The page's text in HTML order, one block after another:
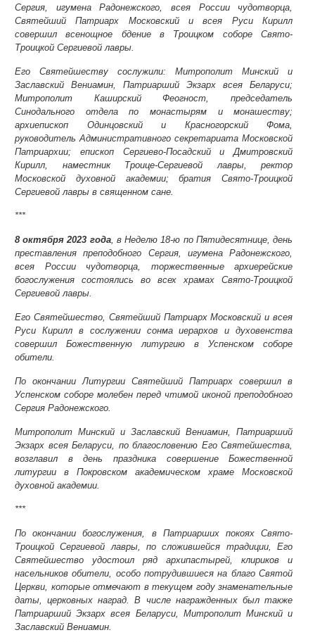
Сергия, игумена Радонежского, всея России чудотворца,
Святейший Патриарх Московский и всея Руси Кирилл
совершил всенощное бдение в Троицком соборе Свято-
Троицкой Сергиевой лавры.
Его Святейшеству сослужили: Митрополит Минский и
Заславский Вениамин, Патриарший Экзарх всея Беларуси;
Митрополит Каширский Феогност, председатель
Синодального отдела по монастырям и монашеству;
архиепископ Одинцовский и Красногорский Фома,
руководитель Административного секретариата Московской
Патриархии; епископ Сергиево-Посадский и Дмитровский
Кирилл, наместник Троице-Сергиевой лавры, ректор
Московской духовной академии; братия Свято-Троицкой
Сергиевой лавры в священном сане.
***
8 октября 2023 года, в Неделю 18-ю по Пятидесятнице, день
преставления преподобного Сергия, игумена Радонежского,
всея России чудотворца, торжественные архиерейские
богослужения состоялись во всех храмах Свято-Троицкой
Сергиевой лавры.
Его Святейшество, Святейший Патриарх Московский и всея
Руси Кирилл в сослужении сонма иерархов и духовенства
совершил Божественную литургию в Успенском соборе
обители.
По окончании Литургии Святейший Патриарх совершил в
Успенском соборе молебен перед чтимой иконой преподобного
Сергия Радонежского.
Митрополит Минский и Заславский Вениамин, Патриарший
Экзарх всея Беларуси, по благословению Его Святейшества,
возглавил в день праздника совершение Божественной
литургии в Покровском академическом храме Московской
духовной академии.
***
По окончании богослужения, в Патриарших покоях Свято-
Троицкой Сергиевой лавры, по сложившейся традиции, Его
Святейшество удостоил ряд архипастырей, клириков и
насельников обители, особо потрудившиеся на благо Святой
Церкви, которые отмечают в текущем году знаменательные
даты, церковных наград. В числе награжденных был также
Патриарший Экзарх всея Беларуси, Митрополит Минский и
Заславский Вениамин.